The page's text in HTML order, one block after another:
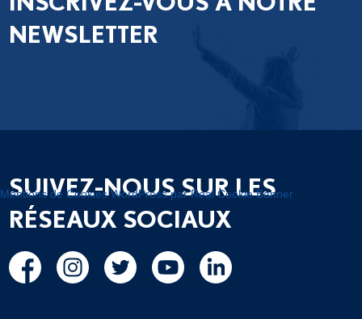
NEWSLETTER
SUIVEZ-NOUS SUR LES
RÉSEAUX SOCIAUX
Mentions de Cookies WordPress par Real Cookie Banner